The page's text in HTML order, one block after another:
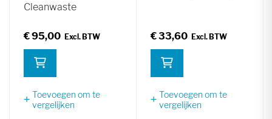
Cleanwaste
€ 95,00
Toevoegen om te
vergelijken
€ 33,60
Toevoegen om te
vergelijken